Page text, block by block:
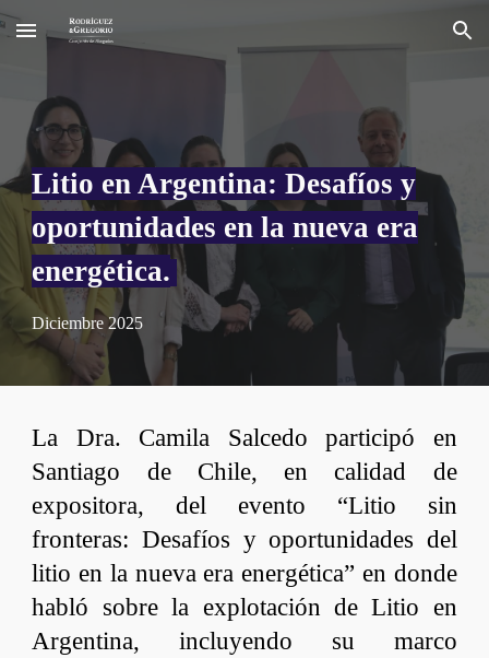
Skip to main content Skip to navigation
Litio en Argentina: Desafíos y
oportunidades en la nueva era
energética.
Diciembre 2025
La Dra. Camila Salcedo participó en
Santiago de Chile, en calidad de
expositora, del evento “Litio sin
fronteras: Desafíos y oportunidades del
litio en la nueva era energética” en donde
habló sobre la explotación de Litio en
Argentina, incluyendo su marco